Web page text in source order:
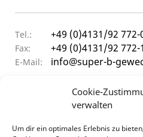
Cookie-
verwalten
Um dir ein optimales Erlebnis zu
Tel.: +49 (0)4131/92 772-
Fax: +49 (0)4131/92 772-
E-Mail:
info@super-b-
ÖFFNUNGSZEITEN
Mo–Do 9:30 - 12:00 Uhr &